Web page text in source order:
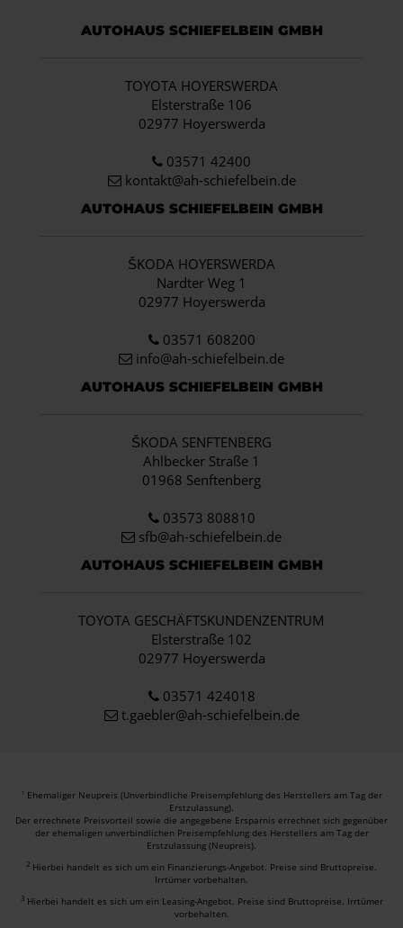
AUTOHAUS SCHIEFELBEIN GMBH
TOYOTA HOYERSWERDA
Elsterstraße 106
02977 Hoyerswerda
03571 42400
kontakt@ah-schiefelbein.de
AUTOHAUS SCHIEFELBEIN GMBH
ŠKODA HOYERSWERDA
Nardter Weg 1
02977 Hoyerswerda
03571 608200
info@ah-schiefelbein.de
AUTOHAUS SCHIEFELBEIN GMBH
ŠKODA SENFTENBERG
Ahlbecker Straße 1
01968 Senftenberg
03573 808810
sfb@ah-schiefelbein.de
AUTOHAUS SCHIEFELBEIN GMBH
TOYOTA GESCHÄFTSKUNDENZENTRUM
Elsterstraße 102
02977 Hoyerswerda
03571 424018
t.gaebler@ah-schiefelbein.de
1 Ehemaliger Neupreis (Unverbindliche Preisempfehlung des Herstellers am Tag der
Erstzulassung).
Der errechnete Preisvorteil sowie die angegebene Ersparnis errechnet sich gegenüber
der ehemaligen unverbindlichen Preisempfehlung des Herstellers am Tag der
Erstzulassung (Neupreis).
2 Hierbei handelt es sich um ein Finanzierungs-Angebot. Preise sind Bruttopreise.
Irrtümer vorbehalten.
3 Hierbei handelt es sich um ein Leasing-Angebot. Preise sind Bruttopreise. Irrtümer
vorbehalten.